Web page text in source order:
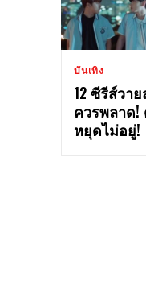
บันเทิง
12 ซีรีส์วา
ควรพลาด!
หยุดไม่อยู่!